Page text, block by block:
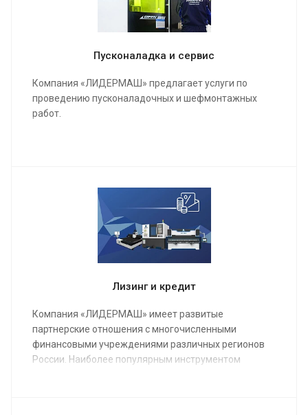
Пусконаладка и сервис
Компания «ЛИДЕРМАШ» предлагает услуги по
проведению пусконаладочных и шефмонтажных
работ.
о выполненных работах и сдадим полностью
качественно настроенный станок в кратчайшие
Лизинг и кредит
Компания «ЛИДЕРМАШ» имеет развитые
партнерские отношения с многочисленными
финансовыми учреждениями различных регионов
России. Наиболее популярным инструментом